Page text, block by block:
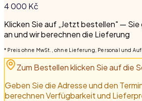
4 000 Kč
Klicken Sie auf „Jetzt bestellen" —
an und wir berechnen die Lieferung
* Preis ohne MwSt., ohne Lieferung, Personal und
Zum Bestellen klicken Sie auf die
Geben Sie die Adresse und den
berechnen Verfügbarkeit und